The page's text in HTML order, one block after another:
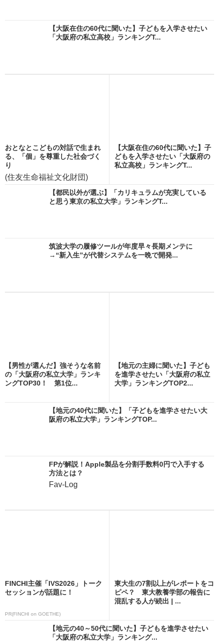
【大阪在住の60代に聞いた】子どもを入学させたい
「大阪府の私立高校」ランキングT...
おとなとこどもの対話で生まれ
る、「個」を尊重した社会づく
り
(住友生命福祉文化財団)
【大阪在住の60代に聞いた】子
どもを入学させたい「大阪府の
私立高校」ランキングT...
【都民以外が選ぶ】「カリキュラムが充実している
と思う東京の私立大学」ランキングT...
筑波大学の履修ツールが年度早々長期メンテに
→“新入生”が代替システムを一晩で開発...
【男性が選んだ】強そうな名前
の「大阪府の私立大学」ランキ
ングTOP30！ 第1位...
【地元の主婦に聞いた】子ども
を進学させたい「大阪府の私立
大学」ランキングTOP2...
【地元の40代に聞いた】「子どもを進学させたい大
阪府の私立大学」ランキングTOP...
FPが解説！Apple製品を分割手数料0円で入手する
方法とは？
Fav-Log
FINCHI主催「IVS2026」トーク
セッションが話題に！
PR(FINCHI on GOETHE)
東大生の7割以上がレポートをコ
ピペ？ 東大教養学部の報告に
混乱する人が続出 | ...
【地元の40～50代に聞いた】子どもを進学させたい
「大阪府の私立大学」ランキング...